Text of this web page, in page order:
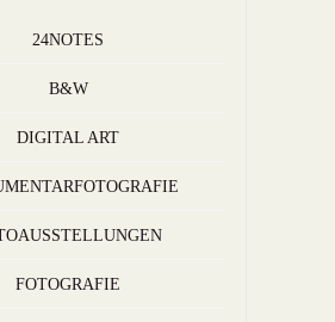
24NOTES
B&W
DIGITAL ART
FOTOGRAFIE